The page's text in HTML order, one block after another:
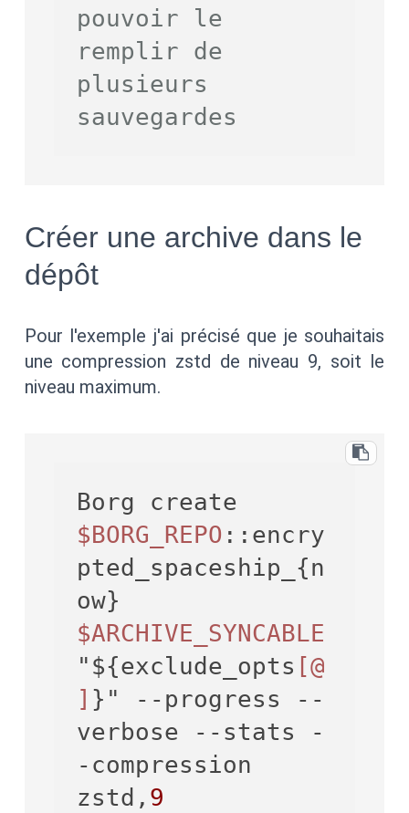
pouvoir le
remplir de
plusieurs
sauvegardes
Créer une archive dans le
dépôt
Pour l'exemple j'ai précisé que je souhaitais
une compression zstd de niveau 9, soit le
niveau maximum.
$BORG_REPO ::encry
pted_spaceship_{n
$ARCHIVE_SYNCABLE
"${exclude_opts [@
] }" --progress
--
verbose
--stats
-
-compression
zstd, 9